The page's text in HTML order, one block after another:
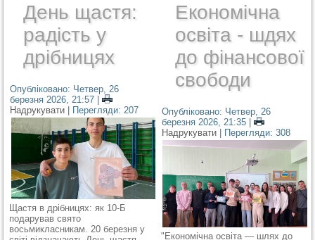
День щастя:
радість у
дрібницях
Опубліковано: Четвер, 26
березня 2026, 21:57 |
Надрукувати | Перегляди: 207
Щастя в дрібницях: як 10-Б
подарував свято
восьмикласникам. 20 березня у
Економічна
освіта - шдях
до фінансової
свободи
Опубліковано: Четвер, 26
березня 2026, 21:35|
Надрукувати | Перегляди: 308
"Економічна освіта — шлях до